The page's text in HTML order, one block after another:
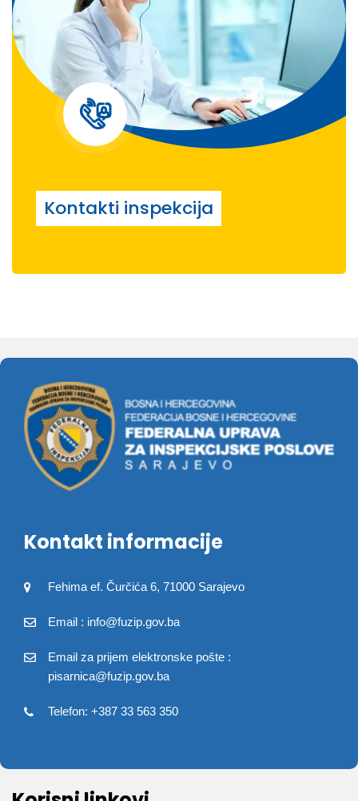
Kontakti inspekcija
Kontakt informacije
Fehima ef. Čurčića 6, 71000 Sarajevo
Email : info@fuzip.gov.ba
Email za prijem elektronske pošte :
pisarnica@fuzip.gov.ba
Telefon: +387 33 563 350